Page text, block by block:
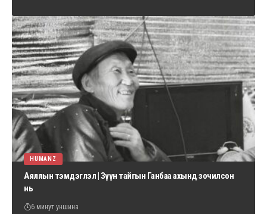
HUMANZ
Аяллын тэмдэглэл | Зүүн тайгын Ганбаа ахынд зочилсон
нь
6 минут уншина